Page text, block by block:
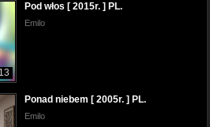
Pod włos [ 2015r. ] PL.
Emilo
Ponad niebem [ 2005r. ] PL.
Emilo